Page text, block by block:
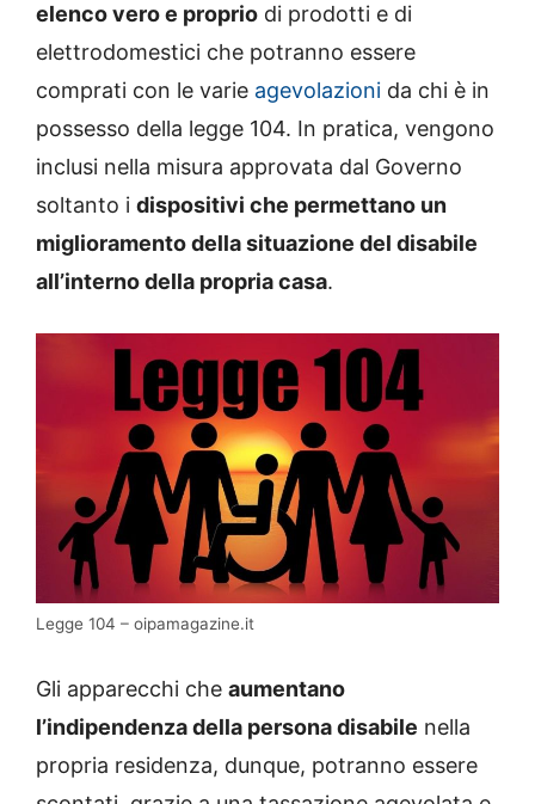
elenco vero e proprio di prodotti e di
elettrodomestici che potranno essere
comprati con le varie agevolazioni da chi è in
possesso della legge 104. In pratica, vengono
inclusi nella misura approvata dal Governo
soltanto i dispositivi che permettano un
miglioramento della situazione del disabile
all’interno della propria casa.
Legge 104 – oipamagazine.it
Gli apparecchi che aumentano
l’indipendenza della persona disabile nella
propria residenza, dunque, potranno essere